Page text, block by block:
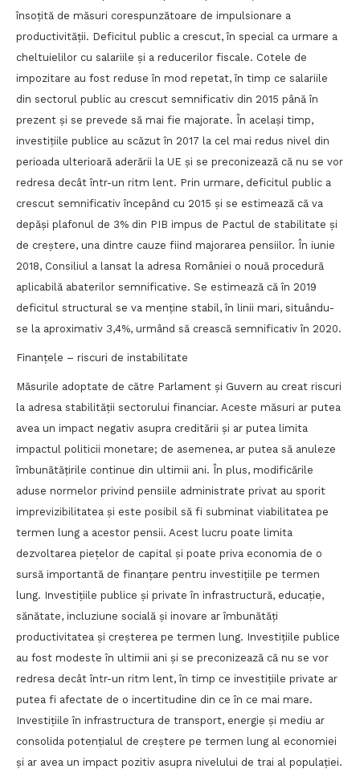
însoțită de măsuri corespunzătoare de impulsionare a
productivității. Deficitul public a crescut, în special ca urmare a
cheltuielilor cu salariile și a reducerilor fiscale. Cotele de
impozitare au fost reduse în mod repetat, în timp ce salariile
din sectorul public au crescut semnificativ din 2015 până în
prezent și se prevede să mai fie majorate. În același timp,
investițiile publice au scăzut în 2017 la cel mai redus nivel din
perioada ulterioară aderării la UE și se preconizează că nu se vor
redresa decât într-un ritm lent. Prin urmare, deficitul public a
crescut semnificativ începând cu 2015 și se estimează că va
depăși plafonul de 3% din PIB impus de Pactul de stabilitate și
de creștere, una dintre cauze fiind majorarea pensiilor. În iunie
2018, Consiliul a lansat la adresa României o nouă procedură
aplicabilă abaterilor semnificative. Se estimează că în 2019
deficitul structural se va menține stabil, în linii mari, situându-
se la aproximativ 3,4%, urmând să crească semnificativ în 2020.
Finanțele – riscuri de instabilitate
Măsurile adoptate de către Parlament și Guvern au creat riscuri
la adresa stabilității sectorului financiar. Aceste măsuri ar putea
avea un impact negativ asupra creditării și ar putea limita
impactul politicii monetare; de asemenea, ar putea să anuleze
îmbunătățirile continue din ultimii ani. În plus, modificările
aduse normelor privind pensiile administrate privat au sporit
imprevizibilitatea și este posibil să fi subminat viabilitatea pe
termen lung a acestor pensii. Acest lucru poate limita
dezvoltarea piețelor de capital și poate priva economia de o
sursă importantă de finanțare pentru investițiile pe termen
lung. Investițiile publice și private în infrastructură, educație,
sănătate, incluziune socială și inovare ar îmbunătăți
productivitatea și creșterea pe termen lung. Investițiile publice
au fost modeste în ultimii ani și se preconizează că nu se vor
redresa decât într-un ritm lent, în timp ce investițiile private ar
putea fi afectate de o incertitudine din ce în ce mai mare.
Investițiile în infrastructura de transport, energie și mediu ar
consolida potențialul de creștere pe termen lung al economiei
și ar avea un impact pozitiv asupra nivelului de trai al populației.